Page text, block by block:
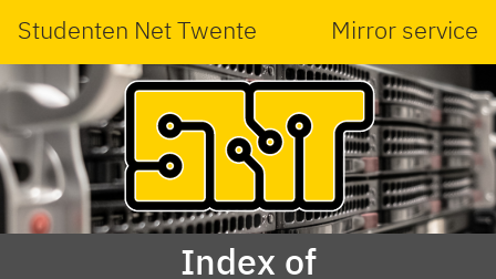
Studenten Net Twente Mirror service
Index of